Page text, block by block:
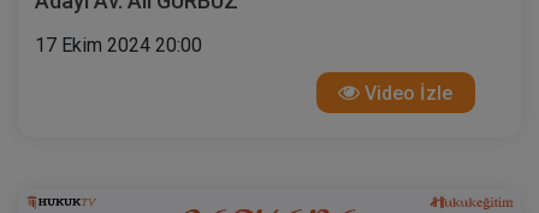
17 Ekim 2024 20:00
Video İzle